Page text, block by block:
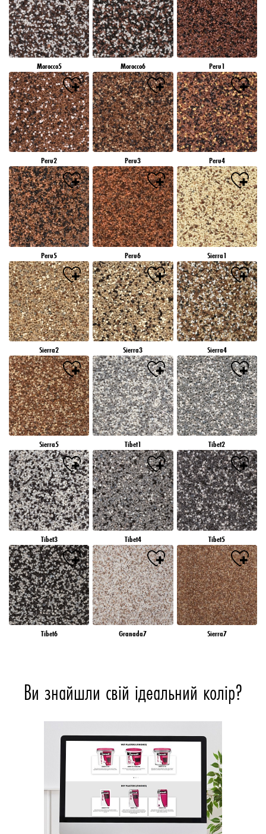
Morocco5 Morocco6 Peru1
Peru2 Peru3 Peru4
Peru5 Peru6 Sierra1
Sierra2 Sierra3 Sierra4
Sierra5 Tibet1 Tibet2
Tibet3 Tibet4 Tibet5
Tibet6 Granada7 Sierra7
Ви знайшли свій ідеальний колір?